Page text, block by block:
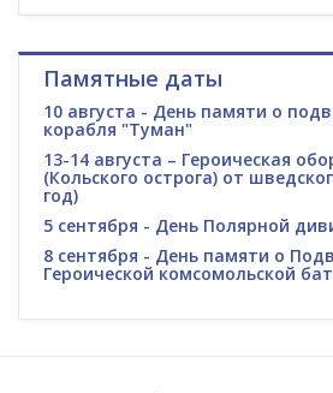
Памятные даты
10 августа - День памяти о
корабля "Туман"
13-14 августа – Героическая
(Кольского острога) от
год)
5 сентября - День Полярной
8 сентября - День памяти о
Героической комсомольской